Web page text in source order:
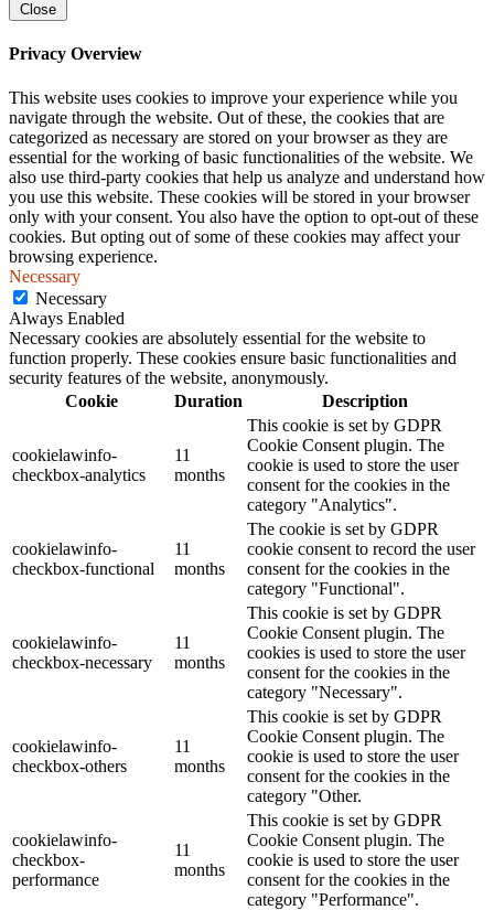
Close
Privacy Overview
This website uses cookies to improve your experience while you
navigate through the website. Out of these, the cookies that are
categorized as necessary are stored on your browser as they are
essential for the working of basic functionalities of the website. We
also use third-party cookies that help us analyze and understand how
you use this website. These cookies will be stored in your browser
only with your consent. You also have the option to opt-out of these
cookies. But opting out of some of these cookies may affect your
browsing experience.
Necessary
Necessary
Always Enabled
Necessary cookies are absolutely essential for the website to
function properly. These cookies ensure basic functionalities and
security features of the website, anonymously.
Cookie
Duration Description
cookielawinfo-
checkbox-analytics
11
months
This cookie is set by GDPR
Cookie Consent plugin. The
cookie is used to store the user
consent for the cookies in the
category "Analytics".
cookielawinfo-
checkbox-functional
11
months
The cookie is set by GDPR
cookie consent to record the user
consent for the cookies in the
category "Functional".
cookielawinfo-
checkbox-necessary
11
months
This cookie is set by GDPR
Cookie Consent plugin. The
cookies is used to store the user
consent for the cookies in the
category "Necessary".
cookielawinfo-
checkbox-others
11
months
This cookie is set by GDPR
Cookie Consent plugin. The
cookie is used to store the user
consent for the cookies in the
category "Other.
cookielawinfo-
checkbox-
performance
11
months
This cookie is set by GDPR
Cookie Consent plugin. The
cookie is used to store the user
consent for the cookies in the
category "Performance".